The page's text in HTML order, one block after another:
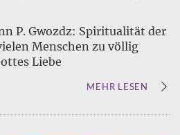
P. Gwozdz: Spiritualität der
Menschen zu völlig
Liebe
MEHR LESEN